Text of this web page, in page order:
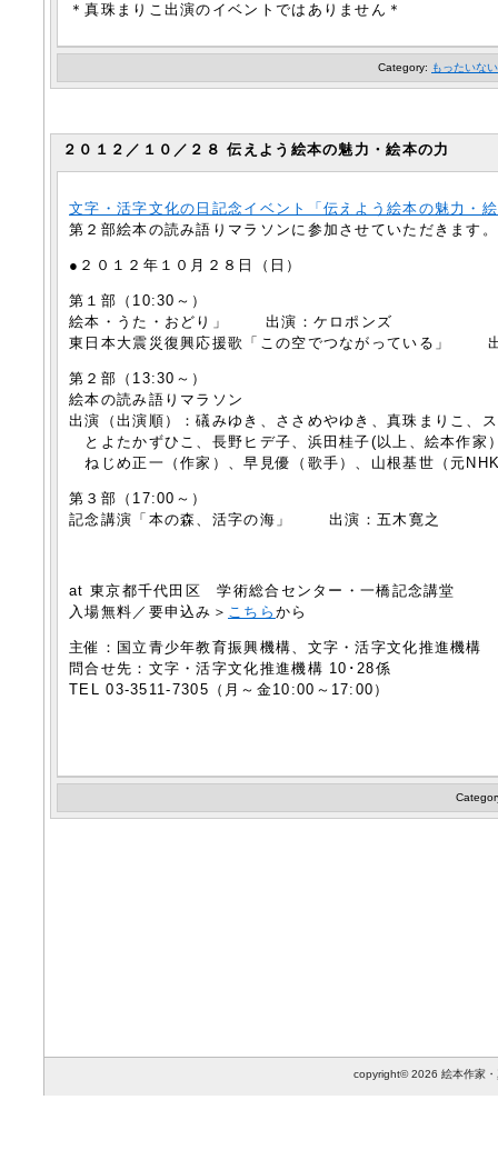
＊真珠まりこ出演のイベントではありません＊
Category: もったいな
２０１２／１０／２８ 伝えよう絵本の魅力・絵本の力
文字・活字文化の日記念イベント「伝えよう絵本の魅力・
第２部絵本の読み語りマラソンに参加させていただきます。
●２０１２年１０月２８日（日）
第１部（10:30～）
絵本・うた・おどり」 出演：ケロポンズ
東日本大震災復興応援歌「この空でつながっている」
第２部（13:30～）
絵本の読み語りマラソン
出演（出演順）：礒みゆき、ささめやゆき、真珠まりこ、
とよたかずひこ、長野ヒデ子、浜田桂子(以上、絵本作家
ねじめ正一（作家）、早見優（歌手）、山根基世（元
第３部（17:00～）
記念講演「本の森、活字の海」 出演：五木寛之
at 東京都千代田区 学術総合センター・一橋記念講堂
入場無料／要申込み＞ こちら から
主催：国立青少年教育振興機構、文字・活字文化推進機構
問合せ先：文字・活字文化推進機構 10･28係
TEL 03-3511-7305（月～金10:00～17:00）
copyright© 2026 絵本作家